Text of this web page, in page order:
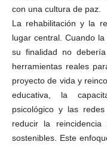
con una cultura de paz.
La rehabilitación y la
lugar central. Cuando
su finalidad no
herramientas reales
proyecto de vida y
educativa, la
psicológico y las
reducir la
sostenibles. Este